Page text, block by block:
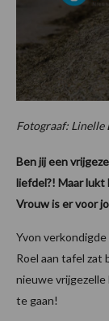
Fotograaf: Linelle
Ben jij een
liefdel?! Maar lukt
Vrouw is er voor
Yvon
Roel aan tafel zat
nieuwe
te gaan!